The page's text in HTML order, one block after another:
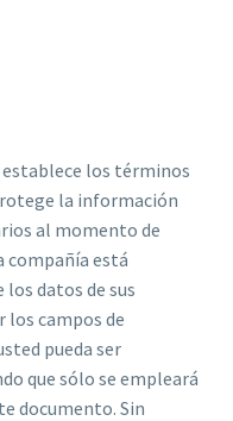
los términos
la información
al momento de
compañía está
datos de sus
los campos de
pueda ser
que sólo se empleará
documento. Sin